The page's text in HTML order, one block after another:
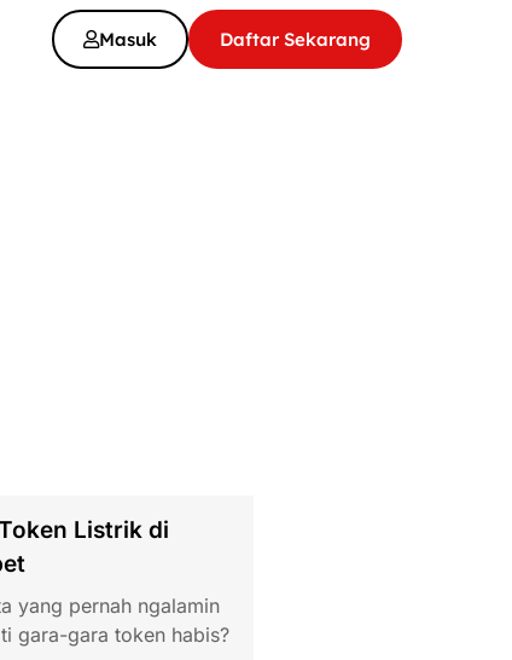
Daftar Sekarang
Masuk
Listrik di
yang pernah ngalamin
gara-gara token habis?